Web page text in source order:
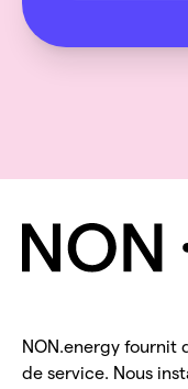
NON.energy fournit
de service. Nous